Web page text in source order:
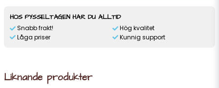
HOS PYSSELTAGEN HAR DU ALLTID
Snabb frakt!
Låga priser
Hög kvalitet
Kunnig support
Liknande produkter